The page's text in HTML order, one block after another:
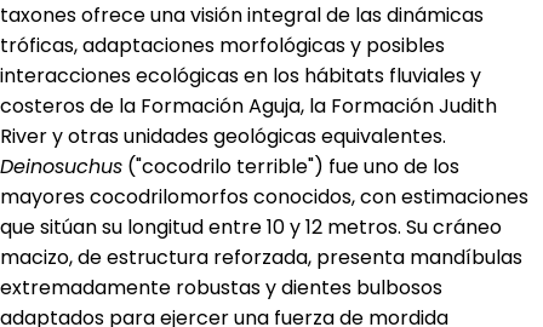
taxones ofrece una visión integral de las dinámicas
tróficas, adaptaciones morfológicas y posibles
interacciones ecológicas en los hábitats fluviales y
costeros de la Formación Aguja, la Formación Judith
River y otras unidades geológicas equivalentes.
Deinosuchus ("cocodrilo terrible") fue uno de los
mayores cocodrilomorfos conocidos, con estimaciones
que sitúan su longitud entre 10 y 12 metros. Su cráneo
macizo, de estructura reforzada, presenta mandíbulas
extremadamente robustas y dientes bulbosos
adaptados para ejercer una fuerza de mordida